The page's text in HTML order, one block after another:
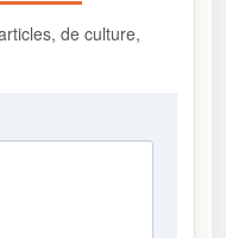
de culture,